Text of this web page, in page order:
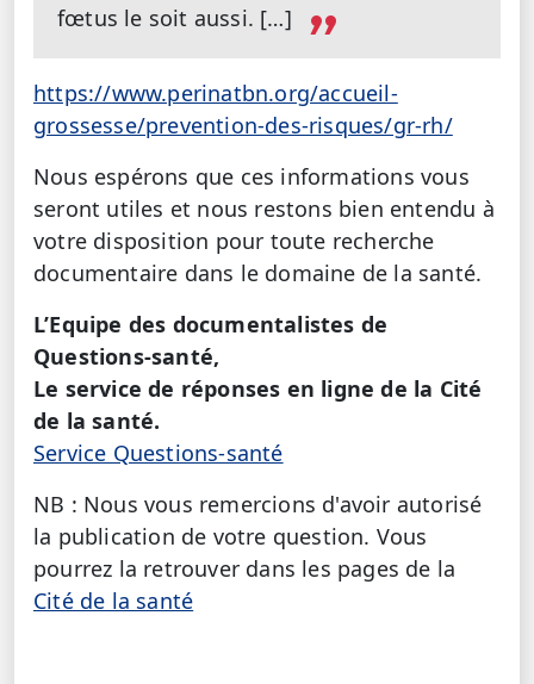
fœtus le soit aussi. […]
https://www.perinatbn.org/accueil-
grossesse/prevention-des-risques/gr-rh/
Nous espérons que ces informations vous
seront utiles et nous restons bien entendu à
votre disposition pour toute recherche
documentaire dans le domaine de la santé.
L’Equipe des documentalistes de
Questions-santé,
Le service de réponses en ligne de la Cité
de la santé.
Service Questions-santé
NB : Nous vous remercions d'avoir autorisé
la publication de votre question. Vous
pourrez la retrouver dans les pages de la
Cité de la santé